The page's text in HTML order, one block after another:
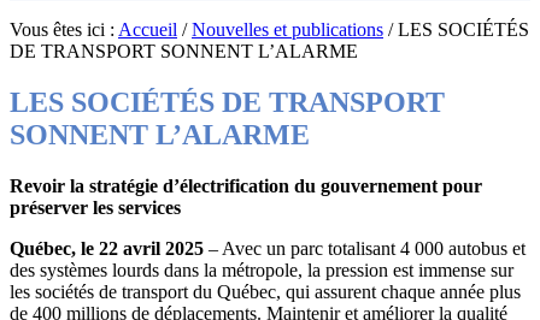
Vous êtes ici : Accueil /Nouvelles et publications /LES SOCIÉTÉS
DE TRANSPORT SONNENT L’ALARME
LES SOCIÉTÉS DE TRANSPORT
SONNENT L’ALARME
Revoir la stratégie d’électrification du gouvernement pour
préserver les services
Québec, le 22 avril 2025 – Avec un parc totalisant 4 000 autobus et
des systèmes lourds dans la métropole, la pression est immense sur
les sociétés de transport du Québec, qui assurent chaque année plus
de 400 millions de déplacements. Maintenir et améliorer la qualité